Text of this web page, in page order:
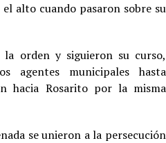
alto cuando pasaron sobre su
orden y siguieron su curso,
agentes municipales hasta
hacia Rosarito por la misma
se unieron a la persecución